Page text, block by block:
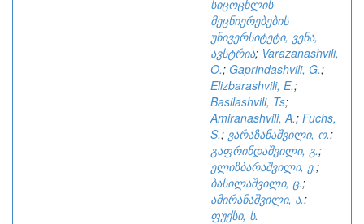
სიცოცხლის
მეცნიერებების
უნივერსიტეტი, ვენა,
ავსტრია; Varazanashvili,
O.; Gaprindashvili, G.;
Elizbarashvili, E.;
Basilashvili, Ts;
Amiranashvili, A.; Fuchs,
S.; ვარაზანაშვილი, ო.;
გაფრინდაშვილი, გ.;
ელიზბარაშვილი, ე.;
ბასილაშვილი, ც.;
ამირანაშვილი, ა.;
ფუქსი, ს.